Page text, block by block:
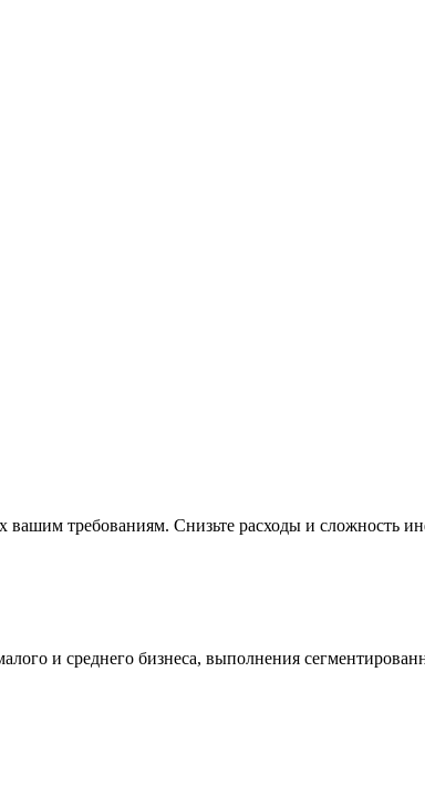
требованиям. Снизьте расходы и сложность
и среднего бизнеса, выполнения